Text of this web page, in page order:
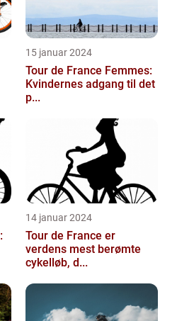
15 januar 2024
Tour de France Femmes:
Kvindernes adgang til det
p...
14 januar 2024
Tour de France er
verdens mest berømte
cykelløb, d...